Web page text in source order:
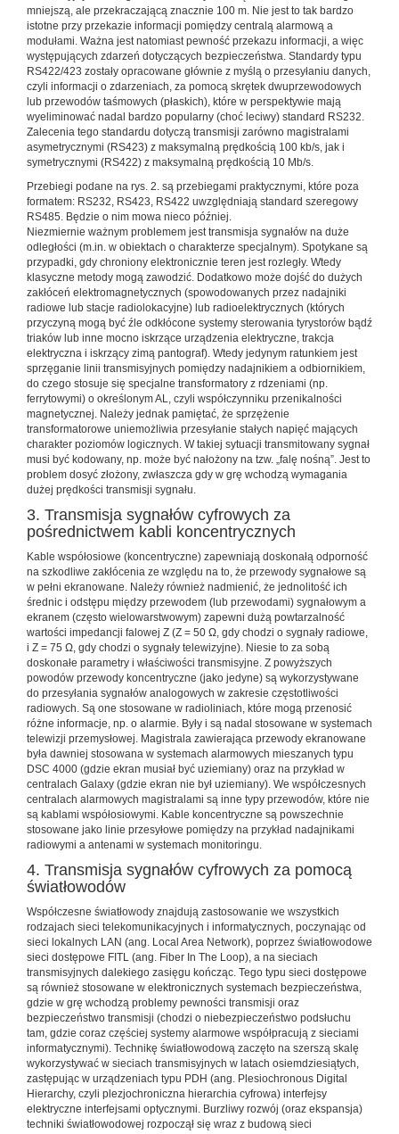
mniejszą, ale przekraczającą znacznie 100 m. Nie jest to tak bardzo
istotne przy przekazie informacji pomiędzy centralą alarmową a
modułami. Ważna jest natomiast pewność przekazu informacji, a więc
występujących zdarzeń dotyczących bezpieczeństwa. Standardy typu
RS422/423 zostały opracowane głównie z myślą o przesyłaniu danych,
czyli informacji o zdarzeniach, za pomocą skrętek dwuprzewodowych
lub przewodów taśmowych (płaskich), które w perspektywie mają
wyeliminować nadal bardzo popularny (choć leciwy) standard RS232.
Zalecenia tego standardu dotyczą transmisji zarówno magistralami
asymetrycznymi (RS423) z maksymalną prędkością 100 kb/s, jak i
symetrycznymi (RS422) z maksymalną prędkością 10 Mb/s.
Przebiegi podane na rys. 2. są przebiegami praktycznymi, które poza
formatem: RS232, RS423, RS422 uwzględniają standard szeregowy
RS485. Będzie o nim mowa nieco później.
Niezmiernie ważnym problemem jest transmisja sygnałów na duże
odległości (m.in. w obiektach o charakterze specjalnym). Spotykane są
przypadki, gdy chroniony elektronicznie teren jest rozległy. Wtedy
klasyczne metody mogą zawodzić. Dodatkowo może dojść do dużych
zakłóceń elektromagnetycznych (spowodowanych przez nadajniki
radiowe lub stacje radiolokacyjne) lub radioelektrycznych (których
przyczyną mogą być źle odkłócone systemy sterowania tyrystorów bądź
triaków lub inne mocno iskrzące urządzenia elektryczne, trakcja
elektryczna i iskrzący zimą pantograf). Wtedy jedynym ratunkiem jest
sprzęganie linii transmisyjnych pomiędzy nadajnikiem a odbiornikiem,
do czego stosuje się specjalne transformatory z rdzeniami (np.
ferrytowymi) o określonym AL, czyli współczynniku przenikalności
magnetycznej. Należy jednak pamiętać, że sprzężenie
transformatorowe uniemożliwia przesyłanie stałych napięć mających
charakter poziomów logicznych. W takiej sytuacji transmitowany sygnał
musi być kodowany, np. może być nałożony na tzw. „falę nośną”. Jest to
problem dosyć złożony, zwłaszcza gdy w grę wchodzą wymagania
dużej prędkości transmisji sygnału.
3. Transmisja sygnałów cyfrowych za
pośrednictwem kabli koncentrycznych
Kable współosiowe (koncentryczne) zapewniają doskonałą odporność
na szkodliwe zakłócenia ze względu na to, że przewody sygnałowe są
w pełni ekranowane. Należy również nadmienić, że jednolitość ich
średnic i odstępu między przewodem (lub przewodami) sygnałowym a
ekranem (często wielowarstwowym) zapewni dużą powtarzalność
wartości impedancji falowej Z (Z = 50 Ω, gdy chodzi o sygnały radiowe,
i Z = 75 Ω, gdy chodzi o sygnały telewizyjne). Niesie to za sobą
doskonałe parametry i właściwości transmisyjne. Z powyższych
powodów przewody koncentryczne (jako jedyne) są wykorzystywane
do przesyłania sygnałów analogowych w zakresie częstotliwości
radiowych. Są one stosowane w radioliniach, które mogą przenosić
różne informacje, np. o alarmie. Były i są nadal stosowane w systemach
telewizji przemysłowej. Magistrala zawierająca przewody ekranowane
była dawniej stosowana w systemach alarmowych mieszanych typu
DSC 4000 (gdzie ekran musiał być uziemiany) oraz na przykład w
centralach Galaxy (gdzie ekran nie był uziemiany). We współczesnych
centralach alarmowych magistralami są inne typy przewodów, które nie
są kablami współosiowymi. Kable koncentryczne są powszechnie
stosowane jako linie przesyłowe pomiędzy na przykład nadajnikami
radiowymi a antenami w systemach monitoringu.
4. Transmisja sygnałów cyfrowych za pomocą
światłowodów
Współczesne światłowody znajdują zastosowanie we wszystkich
rodzajach sieci telekomunikacyjnych i informatycznych, poczynając od
sieci lokalnych LAN (ang. Local Area Network), poprzez światłowodowe
sieci dostępowe FITL (ang. Fiber In The Loop), a na sieciach
transmisyjnych dalekiego zasięgu kończąc. Tego typu sieci dostępowe
są również stosowane w elektronicznych systemach bezpieczeństwa,
gdzie w grę wchodzą problemy pewności transmisji oraz
bezpieczeństwo transmisji (chodzi o niebezpieczeństwo podsłuchu
tam, gdzie coraz częściej systemy alarmowe współpracują z sieciami
informatycznymi). Technikę światłowodową zaczęto na szerszą skalę
wykorzystywać w sieciach transmisyjnych w latach osiemdziesiątych,
zastępując w urządzeniach typu PDH (ang. Plesiochronous Digital
Hierarchy, czyli plezjochroniczna hierarchia cyfrowa) interfejsy
elektryczne interfejsami optycznymi. Burzliwy rozwój (oraz ekspansja)
techniki światłowodowej rozpoczął się wraz z budową sieci